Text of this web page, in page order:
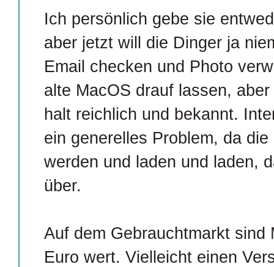
Ich persönlich gebe sie
aber jetzt will die Dinger ja
Email checken und Photo
alte MacOS drauf lassen,
halt reichlich und bekannt.
ein generelles Problem, da
werden und laden und laden,
über.
Auf dem Gebrauchtmarkt sind
Euro wert. Vielleicht einen